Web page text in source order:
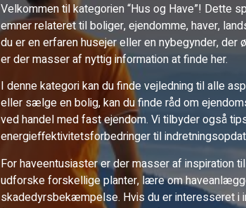
Velkommen til kategorien “Hus og Have”!
emner relateret til boliger, ejendomme, haver,
du er en erfaren husejer eller en nybegynder,
er der masser af nyttig information at finde her.
I denne kategori kan du finde vejledning til alle
eller sælge en bolig, kan du finde råd om
ved handel med fast ejendom. Vi tilbyder også
energieffektivitetsforbedringer til
For haveentusiaster er der masser af inspiration
udforske forskellige planter, lære om
skadedyrsbekæmpelse. Hvis du er interesseret i